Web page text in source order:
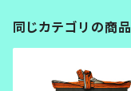
同じカテゴリの商品